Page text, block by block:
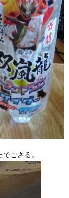
ござる。